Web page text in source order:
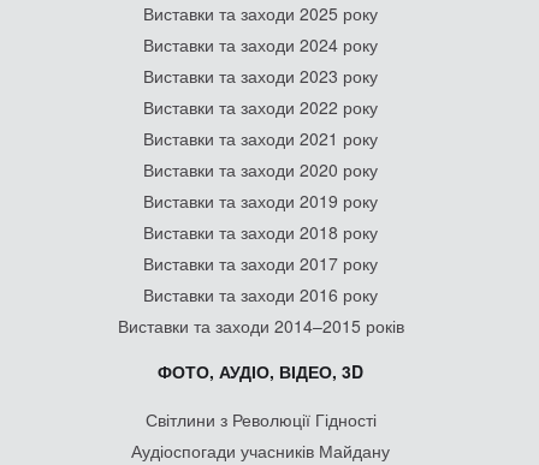
Виставки та заходи 2025 року
Виставки та заходи 2024 року
Виставки та заходи 2023 року
Виставки та заходи 2022 року
Виставки та заходи 2021 року
Виставки та заходи 2020 року
Виставки та заходи 2019 року
Виставки та заходи 2018 року
Виставки та заходи 2017 року
Виставки та заходи 2016 року
Виставки та заходи 2014–2015 років
ФОТО, АУДІО, ВІДЕО, 3D
Світлини з Революції Гідності
Аудіоспогади учасників Майдану